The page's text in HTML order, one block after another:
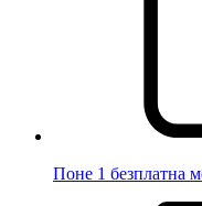
Поне 1 безплатна